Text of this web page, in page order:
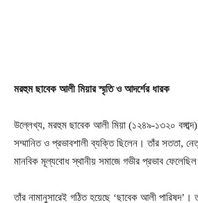
মরহুম ছাবেক আলী মিয়ার স্মৃতি ও আদর্শের ধারক
উল্লেখ্য, মরহুম ছাবেক আলী মিয়া (১২৪৯-১৩২০
সম্মানিত ও প্রভাবশালী ব্যক্তি ছিলেন। তাঁর সততা,
মানবিক মূল্যবোধ স্থানীয় সমাজে গভীর প্রভাব
তাঁর নামানুসারেই গঠিত হয়েছে ‘ছাবেক আলী পারিষদ’।